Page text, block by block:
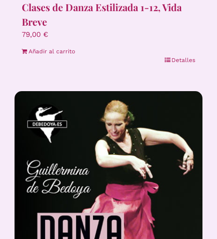
Clases de Danza Estilizada 1-12, Vida
Breve
79,00 €
Añadir al carrito
Detalles